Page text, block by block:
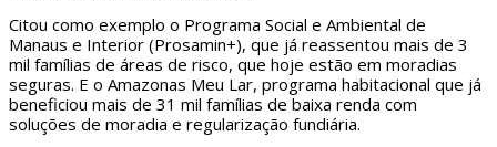
Citou como exemplo o Programa Social e Ambiental de
Manaus e Interior (Prosamin+), que já reassentou mais de 3
mil famílias de áreas de risco, que hoje estão em moradias
seguras. E o Amazonas Meu Lar, programa habitacional que já
beneficiou mais de 31 mil famílias de baixa renda com
soluções de moradia e regularização fundiária.